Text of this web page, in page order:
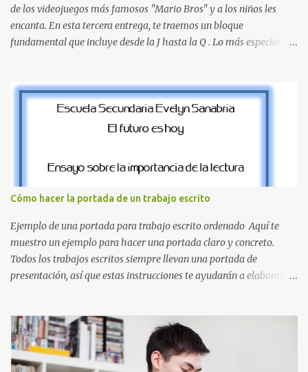
encontrar la biblioteca, la dirección o un aula específica puede
resultar c...
de los videojuegos más famosos "Mario Bros" y a los niños les
encanta. En esta tercera entrega, te traemos un bloque
fundamental que incluye desde la J hasta la Q . Lo más especial de
desde la J hasta la Q ¿Qué incluye este bloque de letras? En esta
sección de evecrea.com , encontrarás imágenes individuales en alta
resolución de las siguientes letras: Letras vibrantes : La J y la M en
la Q en amarillo brillante, junto con la N y la P en un verde
inspirado en los niveles de los juegos. Formas icónicas : No te
pierdas la letra O , diseñada con ese estilo geométrico tan carac...
Cómo hacer la portada de un trabajo escrito
Ejemplo de una portada para trabajo escrito ordenado Aquí te
muestro un ejemplo para hacer una portada claro y concreto.
Todos los trabajos escritos siempre llevan una portada de
presentación, así que estas instrucciones te ayudarán a elaborar
compartir el enlace de este artículo para que así como a ti también
ellos se puedan guiar con esta explicación. Los datos esenciales
para una portada para presentar un trabajo escrito a mano o